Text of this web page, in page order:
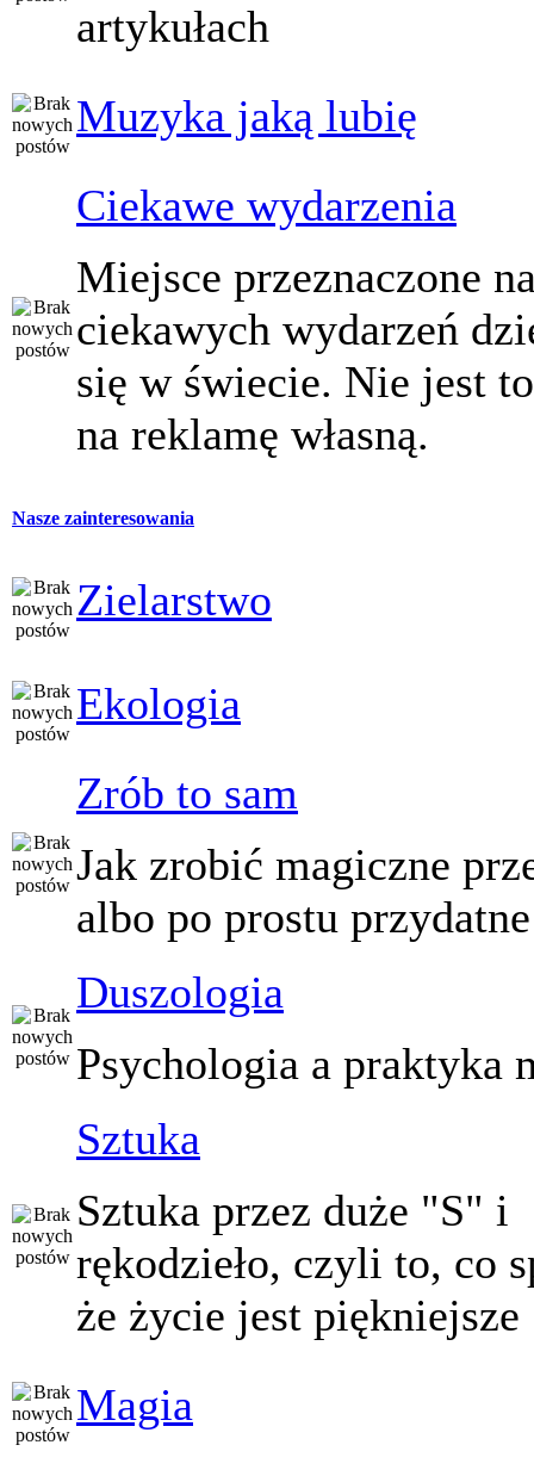
artykułach
Muzyka jaką lubię
Ciekawe wydarzenia
Miejsce przeznaczone
ciekawych wydarzeń
się w świecie. Nie jest
na reklamę własną.
Nasze zainteresowania
Zielarstwo
Ekologia
Zrób to sam
Jak zrobić magiczne
albo po prostu
Duszologia
Psychologia a praktyka
Sztuka
Sztuka przez duże "S" i
rękodzieło, czyli to, co
że życie jest piękniejsze
Magia